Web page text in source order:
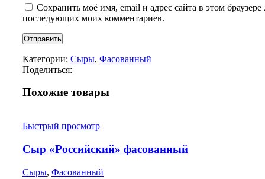
Сохранить моё имя, email и адрес сайта в этом браузере
последующих моих комментариев.
Категории: Сыры, Фасованный
Поделиться:
Похожие товары
Быстрый просмотр
Сыр «Российский» фасованный
Сыры, Фасованный